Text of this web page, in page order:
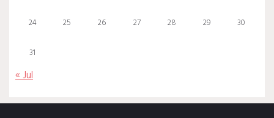
24 25 26 27 28 29 30
31
« Jul